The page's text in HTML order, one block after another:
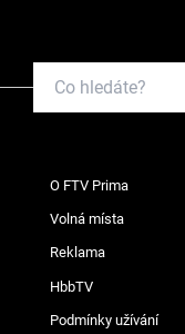
O FTV Prima
Volná místa
Reklama
HbbTV
Podmínky užívání